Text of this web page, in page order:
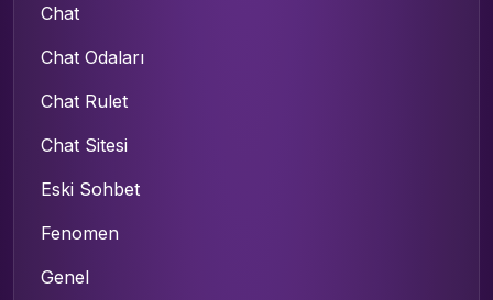
Chat
Chat Odaları
Chat Rulet
Chat Sitesi
Eski Sohbet
Fenomen
Genel